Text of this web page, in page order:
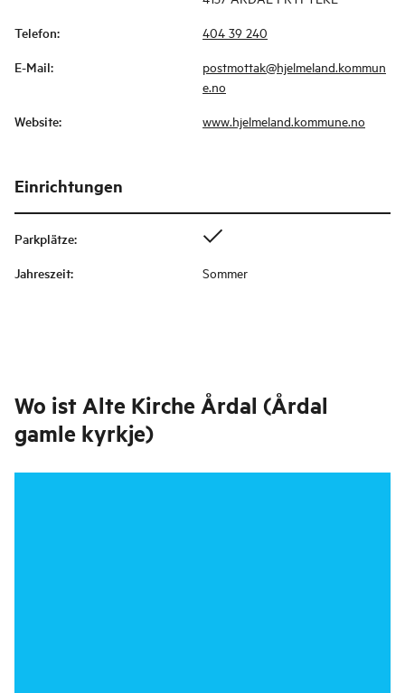
Telefon: 404 39 240
E-Mail:
postmottak@hjelmeland.kommun
e.no
Website: www.hjelmeland.kommune.no
Einrichtungen
Parkplätze:
Jahreszeit: Sommer
Wo ist Alte Kirche Årdal (Årdal
gamle kyrkje)